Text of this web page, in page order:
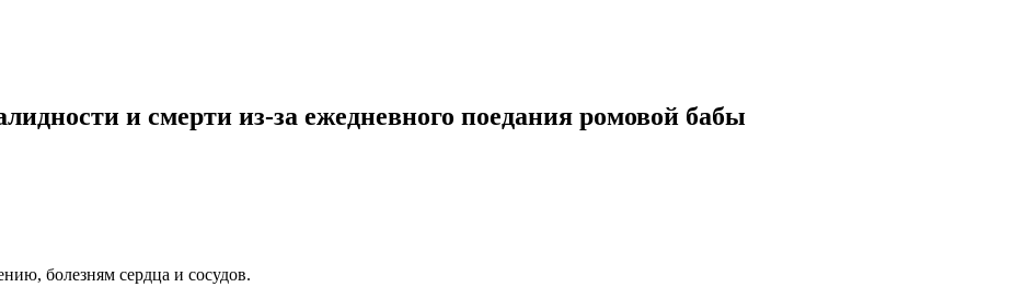
и смерти из-за ежедневного поедания ромовой бабы
болезням сердца и сосудов.